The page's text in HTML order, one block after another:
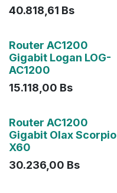
40.818,61 Bs
Router AC1200
Gigabit Logan LOG-
AC1200
15.118,00 Bs
Agotado
Router AC1200
Gigabit Olax Scorpio
X60
30.236,00 Bs